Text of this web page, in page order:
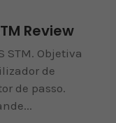
Review
STM. Objetiva
de
de passo.